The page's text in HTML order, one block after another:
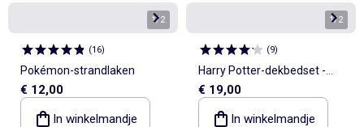
1/2
(16)
Pokémon-strandlaken
€ 12,00
In winkelmandje
1/2
(9)
Harry Potter-dekbedset -
Voor 1-persoonsbed
€ 19,00
In winkelmandje